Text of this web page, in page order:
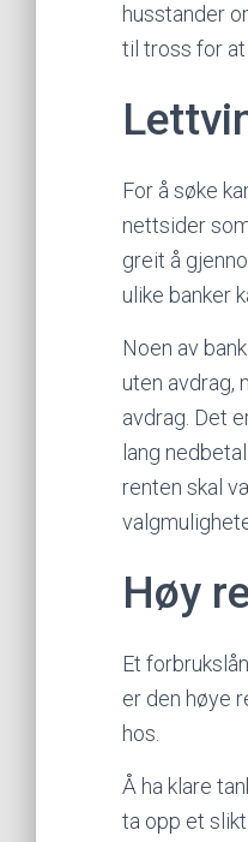
husstander
til tross for at
For å søke
nettsider
greit å
ulike banker
Noen av
uten avdrag,
avdrag. Det
lang
renten skal
Høy
Et
er den høye
hos.
Å ha klare
ta opp et